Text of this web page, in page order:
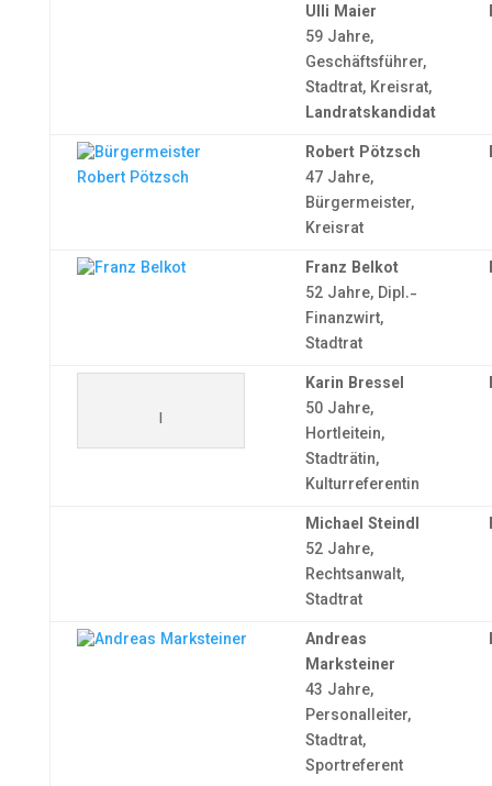
Ulli Maier
59 Jahre,
Geschäftsführer,
Stadtrat, Kreisrat,
Landratskandidat
Robert Pötzsch
47 Jahre,
Bürgermeister,
Kreisrat
Franz Belkot
52 Jahre, Dipl.-
Finanzwirt,
Stadtrat
l
Karin Bressel
50 Jahre,
Hortleitein,
Stadträtin,
Kulturreferentin
Michael Steindl
52 Jahre,
Rechtsanwalt,
Stadtrat
Andreas
Marksteiner
43 Jahre,
Personalleiter,
Stadtrat,
Sportreferent